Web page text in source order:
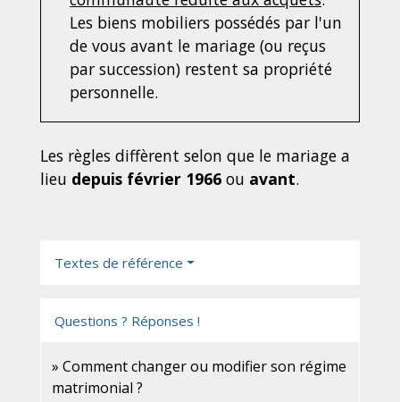
Les biens mobiliers possédés par l'un
de vous avant le mariage (ou reçus
par succession) restent sa propriété
personnelle.
Les règles diffèrent selon que le mariage a
lieu depuis février 1966 ou avant.
Textes de référence
Questions ? Réponses !
Comment changer ou modifier son régime
matrimonial ?